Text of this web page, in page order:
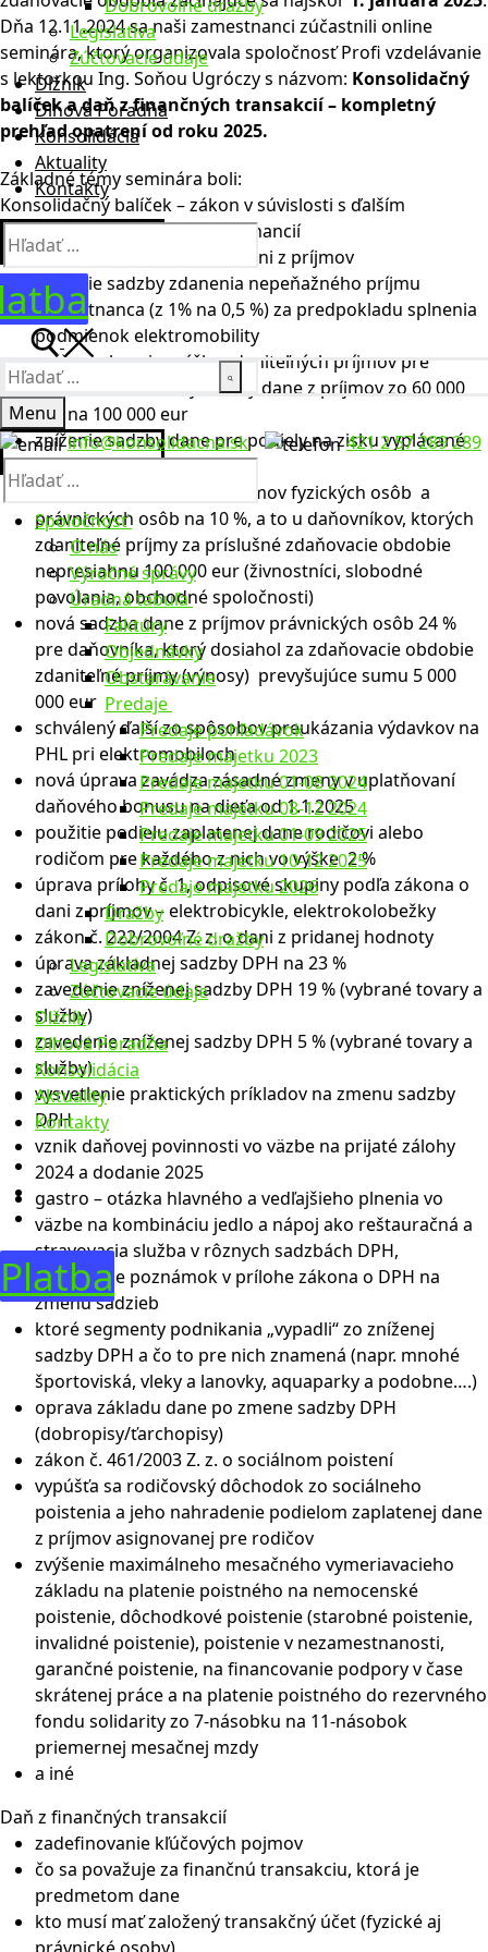
Dobrovoľné dražby
Legislatíva
Zúčtovacie údaje
Dlžník
Dlhová Poradňa
Konsolidácia
Aktuality
Kontakty
Hľadať:
Hľadať:
Menu
info@konsolidacna.sk
421 2 57 289 289
Hľadať:
Spoločnosť
O nás
Výročné správy
Úradná tabuľa
Faktúry
Objednávky
Obstarávanie
Predaje
Predaje pohľadávok
Predaje majetku 2023
Predaje majetku 01-08 2024
Predaje majetku 08-12 2024
Predaje majetku 01-09 2025
Predaje majetku 10-12 2025
Predaje majetku 2026
Dražby
Dobrovoľné dražby
Legislatíva
Zúčtovacie údaje
Dlžník
Dlhová Poradňa
Konsolidácia
Aktuality
Kontakty
Platba
Dňa 12.11.2024 sa naši zamestnanci zúčastnili online
seminára, ktorý organizovala spoločnosť Profi vzdelávanie
s lektorkou Ing. Soňou Ugróczy s názvom: Konsolidačný
balíček a daň z finančných transakcií – kompletný
prehľad opatrení od roku 2025.
Základné témy seminára boli:
Konsolidačný balíček – zákon v súvislosti s ďalším
zlepšovaním stavu verejných financií
zákon č. 595/2003 Z. z. o dani z príjmov
zníženie sadzby zdanenia nepeňažného príjmu
zamestnanca (z 1% na 0,5 %) za predpokladu splnenia
podmienok elektromobility
zvýšenie hranice výšky zdaniteľných príjmov pre
uplatnenie zníženej sadzby dane z príjmov zo 60 000
eur na 100 000 eur
zníženie sadzby dane pre podiely na zisku vyplácané
fyzickým osobám na 7 %
úprava sadzieb dane z príjmov fyzických osôb a
právnických osôb na 10 %, a to u daňovníkov, ktorých
zdaniteľné príjmy za príslušné zdaňovacie obdobie
nepresiahnu 100 000 eur (živnostníci, slobodné
povolania, obchodné spoločnosti)
nová sadzba dane z príjmov právnických osôb 24 %
pre daňovníka, ktorý dosiahol za zdaňovacie obdobie
zdaniteľné príjmy (výnosy) prevyšujúce sumu 5 000
000 eur
schválený ďalší zo spôsobov preukázania výdavkov na
PHL pri elektromobiloch
nová úprava zavádza zásadné zmeny v uplatňovaní
daňového bonusu na dieťa od 1.1.2025
použitie podielu zaplatenej dane rodičovi alebo
rodičom pre každého z nich vo výške 2 %
úprava prílohy č. 1, odpisové skupiny podľa zákona o
dani z príjmov – elektrobicykle, elektrokolobežky
zákon č. 222/2004 Z. z. o dani z pridanej hodnoty
úprava základnej sadzby DPH na 23 %
zavedenie zníženej sadzby DPH 19 % (vybrané tovary a
služby)
zavedenie zníženej sadzby DPH 5 % (vybrané tovary a
služby)
vysvetlenie praktických príkladov na zmenu sadzby
DPH
vznik daňovej povinnosti vo väzbe na prijaté zálohy
2024 a dodanie 2025
gastro – otázka hlavného a vedľajšieho plnenia vo
väzbe na kombináciu jedlo a nápoj ako reštauračná a
stravovacia služba v rôznych sadzbách DPH,
vysvetlenie poznámok v prílohe zákona o DPH na
zmenu sadzieb
ktoré segmenty podnikania „vypadli“ zo zníženej
sadzby DPH a čo to pre nich znamená (napr. mnohé
športoviská, vleky a lanovky, aquaparky a podobne….)
oprava základu dane po zmene sadzby DPH
(dobropisy/ťarchopisy)
zákon č. 461/2003 Z. z. o sociálnom poistení
vypúšťa sa rodičovský dôchodok zo sociálneho
poistenia a jeho nahradenie podielom zaplatenej dane
z príjmov asignovanej pre rodičov
zvýšenie maximálneho mesačného vymeriavacieho
základu na platenie poistného na nemocenské
poistenie, dôchodkové poistenie (starobné poistenie,
invalidné poistenie), poistenie v nezamestnanosti,
garančné poistenie, na financovanie podpory v čase
skrátenej práce a na platenie poistného do rezervného
fondu solidarity zo 7-násobku na 11-násobok
priemernej mesačnej mzdy
a iné
Daň z finančných transakcií
zadefinovanie kľúčových pojmov
čo sa považuje za finančnú transakciu, ktorá je
predmetom dane
kto musí mať založený transakčný účet (fyzické aj